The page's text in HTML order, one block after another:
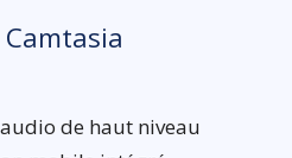
de haut niveau